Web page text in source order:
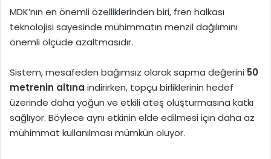
MDK’nın en önemli özelliklerinden biri, fren halkası
teknolojisi sayesinde mühimmatın menzil dağılımını
önemli ölçüde azaltmasıdır.
Sistem, mesafeden bağımsız olarak sapma değerini 50
metrenin altına indirirken, topçu birliklerinin hedef
üzerinde daha yoğun ve etkili ateş oluşturmasına katkı
sağlıyor. Böylece aynı etkinin elde edilmesi için daha az
mühimmat kullanılması mümkün oluyor.